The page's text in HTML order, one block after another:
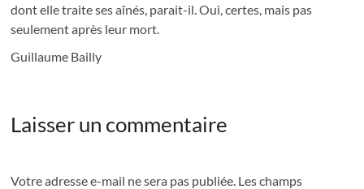
dont elle traite ses aînés, parait-il. Oui, certes, mais pas
seulement après leur mort.
Guillaume Bailly
Laisser un commentaire
Votre adresse e-mail ne sera pas publiée. Les champs